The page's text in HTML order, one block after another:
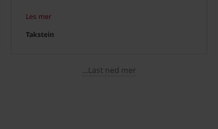
Les mer
Takstein
...Last ned mer